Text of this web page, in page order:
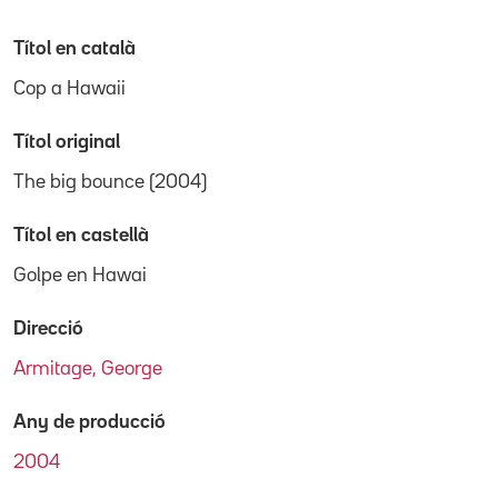
Títol en català
Cop a Hawaii
Títol original
The big bounce (2004)
Títol en castellà
Golpe en Hawai
Direcció
Armitage, George
Any de producció
2004